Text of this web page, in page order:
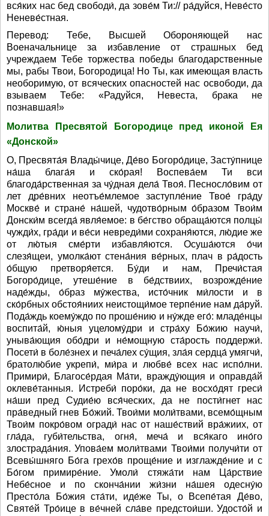
вся́ких нас бед свободи́, да зове́м Ти:// ра́дуйся, Неве́сто
Неневе́стная.
Перевод: Тебе, Высшей Обороняющей нас
Военачальнице за избавление от страшных бед
учреждаем Тебе торжества победы благодарственные
мы, рабы Твои, Богородица! Но Ты, как имеющая власть
необоримую, от всяческих опасностей нас освободи, да
взываем Тебе: «Радуйся, Невеста, брака не
познавшая!»
Молитва Пресвятой Богородице пред иконой Ея
«Донской»
О, Пресвята́я Влады́чице, Де́во Богоро́дице, Засту́пнице
на́ша блага́я и ско́рая! Воспева́ем Ти вси
благода́рственная за чу́дная дела́ Твоя́. Песносло́вим от
лет дре́вних неотъе́млемое заступле́ние Твое́ гра́ду
Москве́ и стране́ на́шей, чудотво́рным о́бразом Твои́м
Донски́м всегда́ явля́емое: в бе́гство обраща́ются полцы́
чужди́х, гра́ди и ве́си невреди́ми сохраня́ются, лю́дие же
от лю́тыя сме́рти избавля́ются. Осуша́ются о́чи
слезя́щеи, умолка́ют стена́ния ве́рных, плач в ра́дость
о́бщую претворя́ется. Бу́ди и нам, Пречи́стая
Богоро́дице, утеше́ние в бе́дствиих, возрожде́ние
наде́жды, о́браз му́жества, исто́чник ми́лости и в
ско́рбных обстоя́ниих неистощи́мое терпе́ние нам да́руй.
Пода́ждь коему́ждо по проше́нию и ну́жде его́: младе́нцы
воспита́й, ю́ныя уцелому́дри и стра́ху Бо́жию научи́,
уныва́ющия обо́дри и не́мощную ста́рость поддержи́.
Посети́ в боле́знех и печа́лех су́щия, зла́я сердца́ умягчи́,
братолю́бие укрепи́, ми́ра и любве́ всех нас испо́лни.
Примири́, Благосе́рдая Ма́ти, вражду́ющия и оправда́й
оклеве́танныя. Истреби́ поро́ки, да не восхо́дят греси́
на́ши пред Судие́ю вся́ческих, да не пости́гнет нас
пра́ведный гнев Бо́жий. Твои́ми моли́твами, всемо́щным
Твои́м покро́вом огради́ нас от наше́ствий вра́жиих, от
гла́да, губи́тельства, огня́, меча́ и вся́каго ино́го
злострада́ния. Упова́ем моли́твами Твои́ми получи́ти от
Всевы́шняго Бо́га грехо́в проще́ние и изглажде́ние и с
Бо́гом примире́ние. Умоли́ стяжа́ти нам Ца́рствие
Небе́сное и по сконча́нии жи́зни на́шея одесну́ю
Престо́ла Бо́жия ста́ти, иде́же Ты, о Всепе́тая Де́во,
Святе́й Тро́ице в ве́чней сла́ве предстои́ши. Удосто́й и